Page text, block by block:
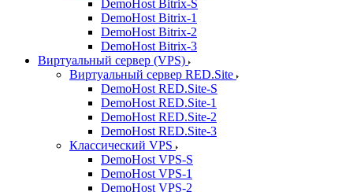
DemoHost Bitrix-S
DemoHost Bitrix-1
DemoHost Bitrix-2
DemoHost Bitrix-3
Виртуальный сервер (VPS)
Виртуальный сервер RED.Site
DemoHost RED.Site-S
DemoHost RED.Site-1
DemoHost RED.Site-2
DemoHost RED.Site-3
Классический VPS
DemoHost VPS-S
DemoHost VPS-1
DemoHost VPS-2